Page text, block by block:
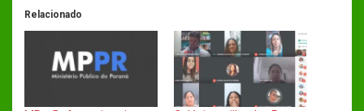
Relacionado